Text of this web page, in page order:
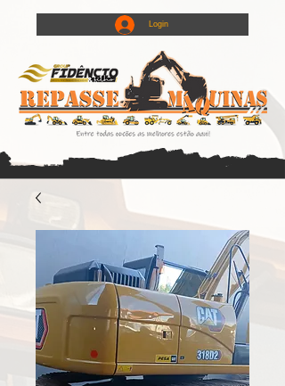
Login